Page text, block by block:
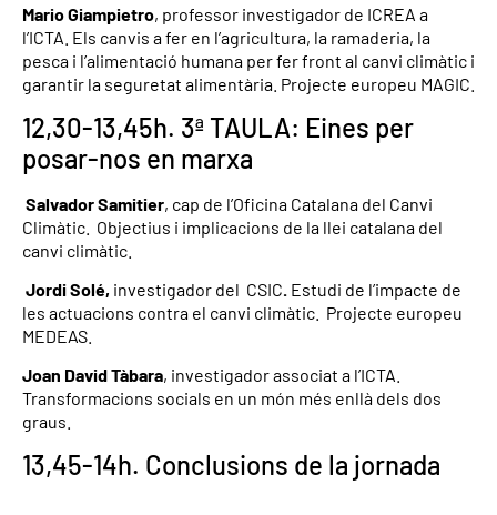
Mario Giampietro, professor investigador de ICREA a
l’ICTA. Els canvis a fer en l’agricultura, la ramaderia, la
pesca i l’alimentació humana per fer front al canvi climàtic i
garantir la seguretat alimentària. Projecte europeu MAGIC.
12,30-13,45h. 3ª TAULA: Eines per
posar-nos en marxa
Salvador Samitier, cap de l’Oficina Catalana del Canvi
Climàtic. Objectius i implicacions de la llei catalana del
canvi climàtic.
Jordi Solé, investigador del CSIC. Estudi de l’impacte de
les actuacions contra el canvi climàtic. Projecte europeu
MEDEAS.
Joan David Tàbara, investigador associat a l’ICTA.
Transformacions socials en un món més enllà dels dos
graus.
13,45-14h. Conclusions de la jornada